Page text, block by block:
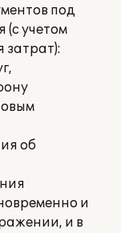
под
(с учетом
затрат):
об
и
и в